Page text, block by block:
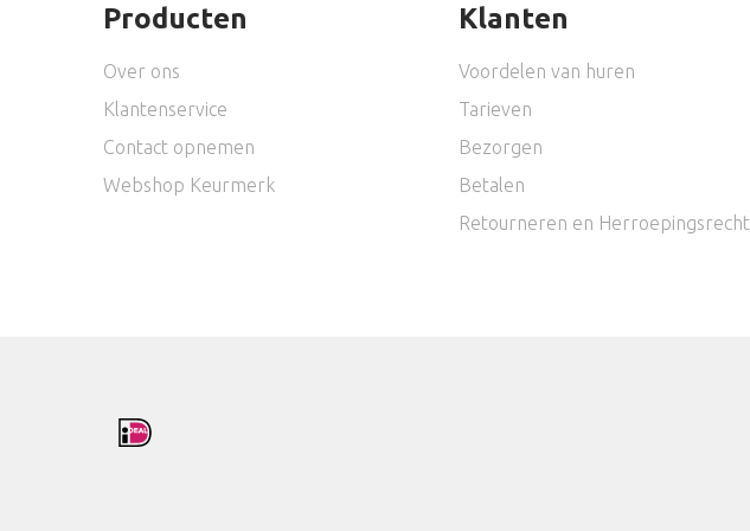
Producten
Over ons
Klantenservice
Contact opnemen
Webshop Keurmerk
Klanten
Voordelen van huren
Tarieven
Bezorgen
Betalen
Retourneren en Herroepingsrecht